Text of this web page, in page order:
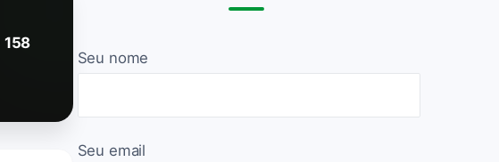
158
Seu nome
Seu email